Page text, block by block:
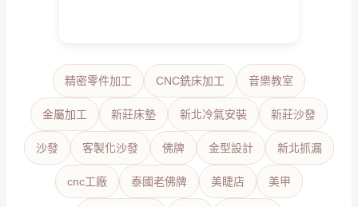
精密零件加工 CNC銑床加工 音樂教室
金屬加工 新莊床墊 新北冷氣安裝 新莊沙發
沙發 客製化沙發 佛牌 金型設計 新北抓漏
cnc工廠 泰國老佛牌 美睫店 美甲